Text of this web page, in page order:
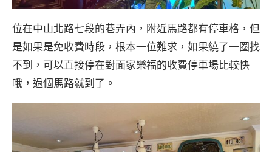
位在中山北路七段的巷弄內，附近馬路都有停車格，但
是如果是免收費時段，根本一位難求，如果繞了一圈找
不到，可以直接停在對面家樂福的收費停車場比較快
哦，過個馬路就到了。